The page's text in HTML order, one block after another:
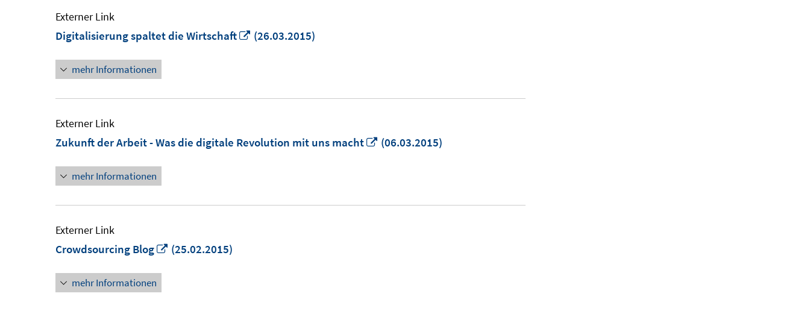
Externer Link
Digitalisierung spaltet die Wirtschaft
In
(26.03.2015)
mehr Informationen
Externer Link
Zukunft der Arbeit - Was die digitale Revolution mit uns macht
In
(06.03.2015)
mehr Informationen
Externer Link
Crowdsourcing Blog
In
(25.02.2015)
mehr Informationen